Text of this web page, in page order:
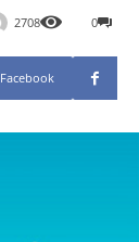
0
2708
Facebook